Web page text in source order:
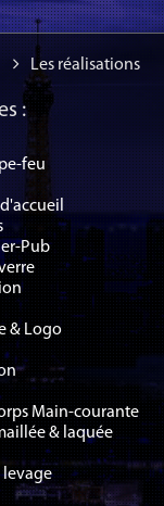
Les réalisations
:
feu
Pub
& Logo
Main-courante
& laquée
levage